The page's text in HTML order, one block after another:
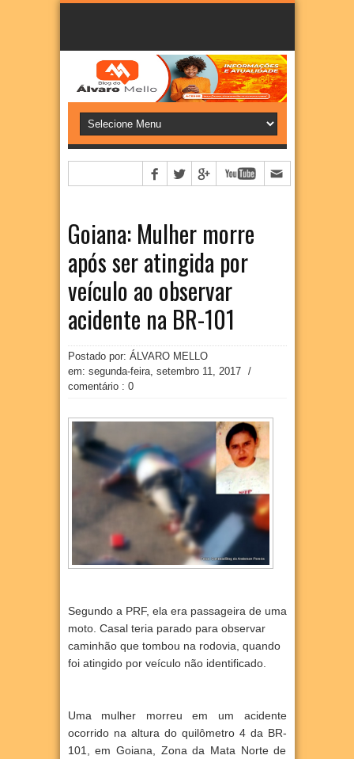
Goiana: Mulher morre
após ser atingida por
veículo ao observar
acidente na BR-101
Postado por: ÁLVARO MELLO
em: segunda-feira, setembro 11, 2017
/
comentário : 0
Segundo a PRF, ela era passageira de uma
moto. Casal teria parado para observar
caminhão que tombou na rodovia, quando
foi atingido por veículo não identificado.
Uma mulher morreu em um acidente
ocorrido na altura do quilômetro 4 da BR-
101, em Goiana, Zona da Mata Norte de